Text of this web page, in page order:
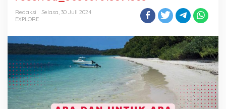
Redaksi
Selasa, 30 Juli 2024
EXPLORE